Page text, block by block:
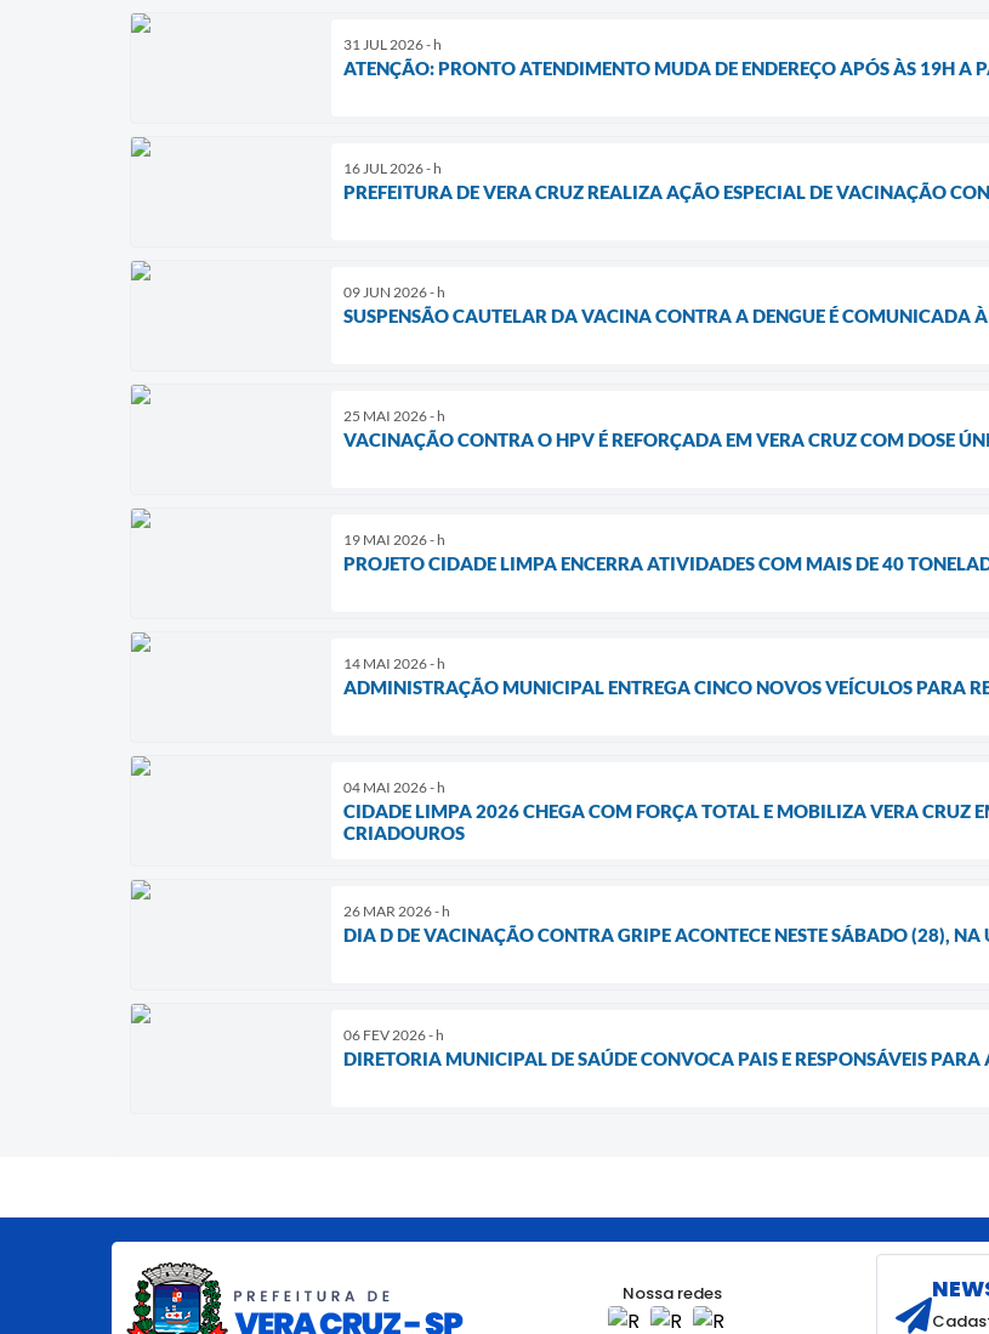
31 JUL 2026 - h
ATENÇÃO: PRONTO ATENDIMENTO MUDA DE ENDEREÇO APÓS ÀS 19H A
16 JUL 2026 - h
PREFEITURA DE VERA CRUZ REALIZA AÇÃO ESPECIAL DE VACINAÇÃO
09 JUN 2026 - h
SUSPENSÃO CAUTELAR DA VACINA CONTRA A DENGUE É COMUNICADA
25 MAI 2026 - h
VACINAÇÃO CONTRA O HPV É REFORÇADA EM VERA CRUZ COM DOSE
19 MAI 2026 - h
PROJETO CIDADE LIMPA ENCERRA ATIVIDADES COM MAIS DE 40
14 MAI 2026 - h
ADMINISTRAÇÃO MUNICIPAL ENTREGA CINCO NOVOS VEÍCULOS PARA
04 MAI 2026 - h
CIDADE LIMPA 2026 CHEGA COM FORÇA TOTAL E MOBILIZA VERA CRUZ
CRIADOUROS
26 MAR 2026 - h
DIA D DE VACINAÇÃO CONTRA GRIPE ACONTECE NESTE SÁBADO (28),
06 FEV 2026 - h
DIRETORIA MUNICIPAL DE SAÚDE CONVOCA PAIS E RESPONSÁVEIS
Nossa redes